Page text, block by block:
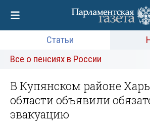
Статьи
Все о пенсиях в России
В Купянском районе
области объявили
эвакуацию